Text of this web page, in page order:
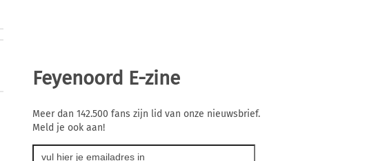
Feyenoord E-zine
Meer dan 142.500 fans zijn lid van onze nieuwsbrief.
Meld je ook aan!